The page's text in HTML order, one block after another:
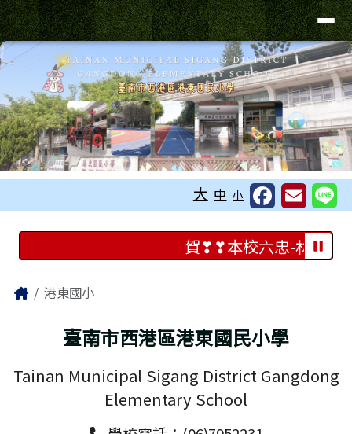
跳至主內容區
臺南市港東國小
導覽列
大 中 小
上中區域內容 賀❣❣本校六忠-林O良
主內容區域
Home港東國小
臺南市西港區港東國民小學
Tainan Municipal Sigang District Gangdong
Elementary School